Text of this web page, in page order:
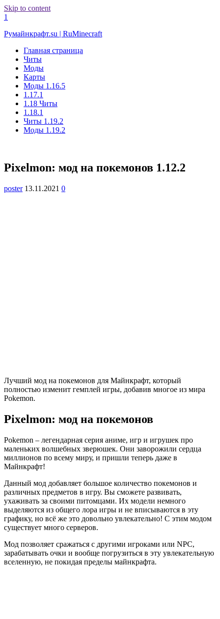
Skip to content
1
Румайнкрафт.su | RuMinecraft
Главная страница
Читы
Моды
Карты
Моды 1.16.5
1.17.1
1.18 Читы
1.18.1
Читы 1.19.2
Моды 1.19.2
Pixelmon: мод на покемонов 1.12.2
poster 13.11.2021 0
Лучший мод на покемонов для Майнкрафт, который
полностью изменит гемплей игры, добавив многое из мира
Pokemon.
Pixelmon: мод на покемонов
Pokemon – легендарная серия аниме, игр и игрушек про
маленьких волшебных зверюшек. Они заворожили сердца
миллионов по всему миру, и пришли теперь даже в
Майнкрафт!
Данный мод добавляет большое количество покемонов и
различных предметов в игру. Вы сможете развивать,
ухаживать за своими питомцами. Их модели немного
выделяются из общего лора игры и не вписываются в эту
графику, но всё же это довольно увлекательно! С этим модом
существует много серверов.
Мод позволяет сражаться с другими игроками или NPC,
зарабатывать очки и вообще погрузиться в эту увлекательную
вселенную, не покидая пределы майнкрафта.